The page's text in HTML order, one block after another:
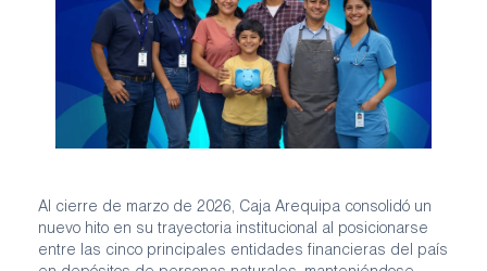
Al cierre de marzo de 2026, Caja Arequipa consolidó un
nuevo hito en su trayectoria institucional al posicionarse
entre las cinco principales entidades financieras del país